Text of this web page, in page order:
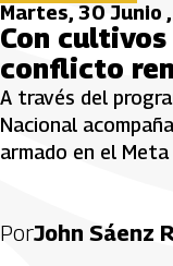
Martes, 30 Junio
Con
conflicto
A través del
Nacional
armado en el
PorJohn Sáenz